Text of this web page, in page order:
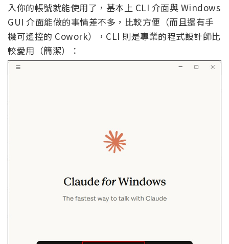
入你的帳號就能使用了，基本上 CLI 介面與 Windows
GUI 介面能做的事情差不多，比較方便（而且還有手
機可遙控的 Cowork），CLI 則是專業的程式設計師比
較愛用（簡潔）：